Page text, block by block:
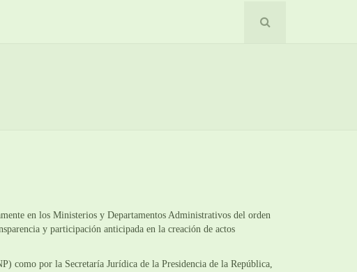
en los Ministerios y Departamentos Administrativos del orden
y participación anticipada en la creación de actos
como por la Secretaría Jurídica de la Presidencia de la República,